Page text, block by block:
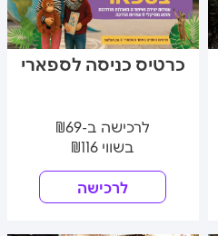
כרטיס כניסה לספארי
לרכישה ב-₪69
בשווי ₪116
לרכישה